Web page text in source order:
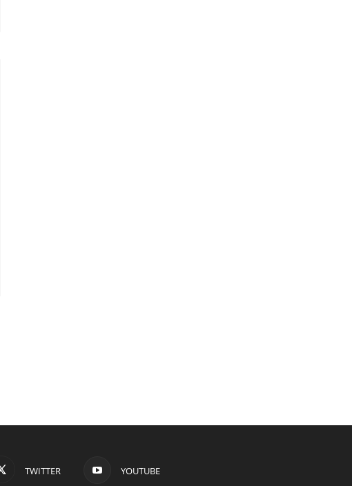
TWITTER YOUTUBE